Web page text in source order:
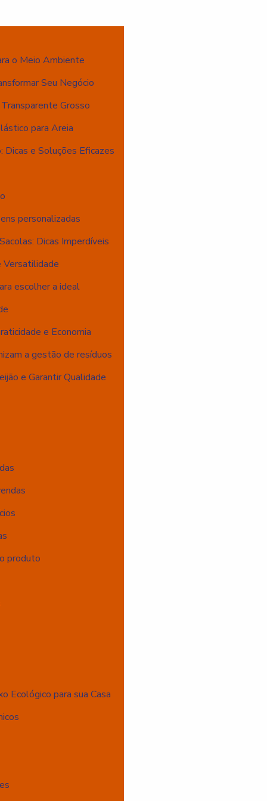
o Meio Ambiente
Seu Negócio
Grosso
para Areia
e Soluções Eficazes
personalizadas
Dicas Imperdíveis
Versatilidade
escolher a ideal
e Economia
a gestão de resíduos
e Garantir Qualidade
produto
Ecológico para sua Casa